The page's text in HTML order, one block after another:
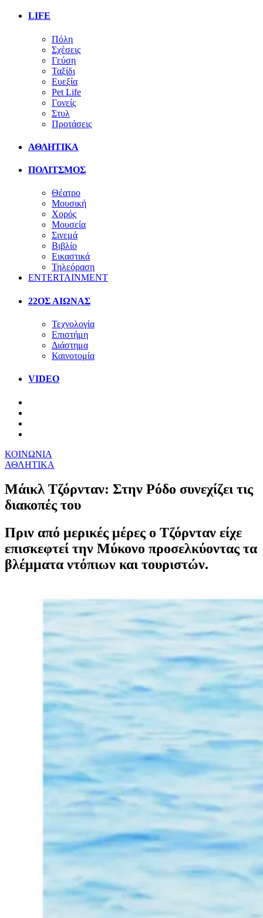
LIFE
Πόλη
Σχέσεις
Γεύση
Ταξίδι
Ευεξία
Pet Life
Γονείς
Στυλ
Προτάσεις
ΑΘΛΗΤΙΚΑ
ΠΟΛΙΤΣΜΟΣ
Θέατρο
Μουσική
Χορός
Μουσεία
Σινεμά
Βιβλίο
Εικαστικά
Τηλεόραση
ENTERTAINMENT
22ΟΣ ΑΙΩΝΑΣ
Τεχνολογία
Επιστήμη
Διάστημα
Καινοτομία
VIDEO
ΚΟΙΝΩΝΙΑ
ΑΘΛΗΤΙΚΑ
Μάικλ Τζόρνταν: Στην Ρόδο συνεχίζει τις
διακοπές του
Πριν από μερικές μέρες ο Τζόρνταν είχε
επισκεφτεί την Μύκονο προσελκύοντας τα
βλέμματα ντόπιων και τουριστών.